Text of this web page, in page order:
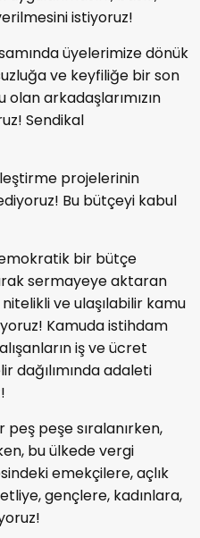
istiyoruz!
üyelerimize dönük
ve keyfiliğe bir son
arkadaşlarımızın
Sendikal
projelerinin
Bu bütçeyi kabul
bir bütçe
sermayeye aktaran
ve ulaşılabilir kamu
Kamuda istihdam
iş ve ücret
dağılımında adaleti
peşe sıralanırken,
bu ülkede vergi
emekçilere, açlık
gençlere, kadınlara,